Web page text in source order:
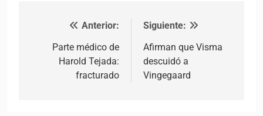
Navegación de entradas
Anterior:
Parte médico de
Harold Tejada:
fracturado
Siguiente:
Afirman que Visma
descuidó a
Vingegaard